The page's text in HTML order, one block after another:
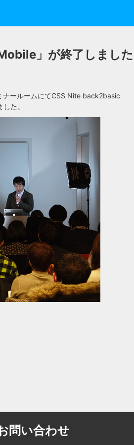
」が終了しました
ールームにてCSS Nite back2basic
た。
問い合わせ